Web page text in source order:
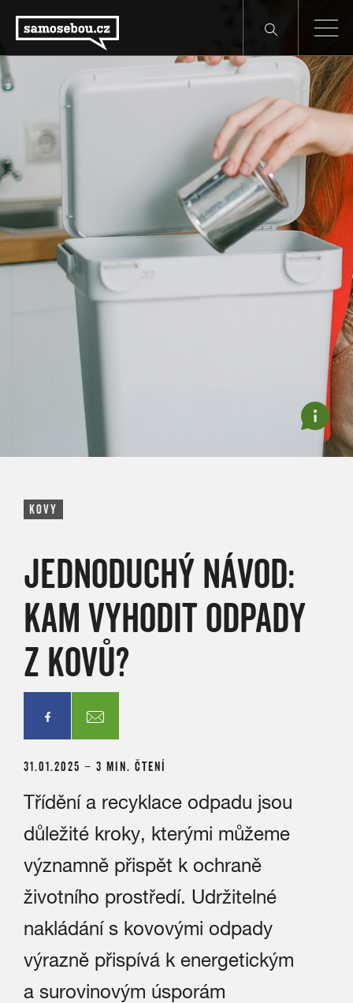
KOVY
JEDNODUCHÝ NÁVOD:
KAM VYHODIT ODPADY
Z KOVŮ?
31.01.2025 – 3 MIN. ČTENÍ
Třídění a recyklace odpadu jsou
důležité kroky, kterými můžeme
významně přispět k ochraně
životního prostředí. Udržitelné
nakládání s kovovými odpady
výrazně přispívá k energetickým
a surovinovým úsporám